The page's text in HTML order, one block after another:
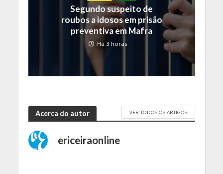
Segundo suspeito de
roubos a idosos em prisão
preventiva em Mafra
Há 3 horas
Acerca do autor VER TODOS OS ARTIGOS
ericeiraonline